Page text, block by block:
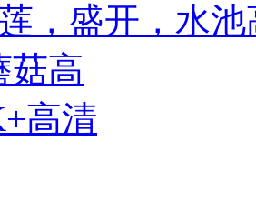
，盛开，水